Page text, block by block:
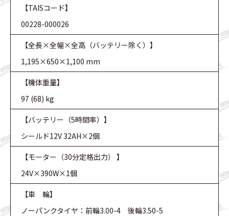
【TAISコード】
00228-000026
【全長×全幅×全高（バッテリー除く）】
1,195×650×1,100 mm
【機体重量】
97 (68) kg
【バッテリー（5時間率）】
シールド12V 32AH×2個
【モーター（30分定格出力） 】
24V×390W×1個
【車 輪】
ノーパンクタイヤ：前輪3.00-4 後輪3.50-5